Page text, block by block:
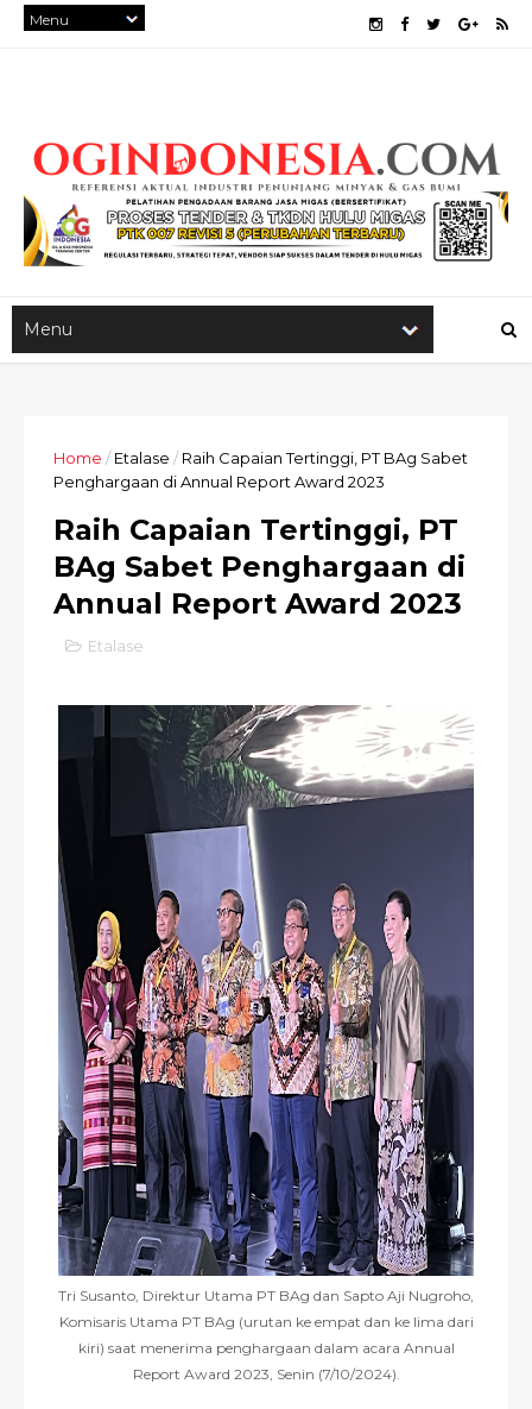
Home / Etalase / Raih Capaian Tertinggi, PT BAg Sabet
Penghargaan di Annual Report Award 2023
Raih Capaian Tertinggi, PT
BAg Sabet Penghargaan di
Annual Report Award 2023
Etalase
Tri Susanto, Direktur Utama PT BAg dan Sapto Aji Nugroho,
Komisaris Utama PT BAg (urutan ke empat dan ke lima dari
kiri) saat menerima penghargaan dalam acara Annual
Report Award 2023, Senin (7/10/2024).